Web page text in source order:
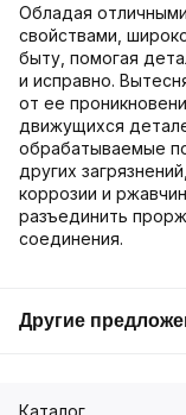
Обладая
свойствами,
быту, помогая
и исправно.
от ее
движущихся
обрабатываемые
других
коррозии и
разъединить
соединения.
Другие
Каталог